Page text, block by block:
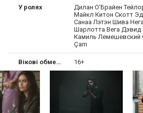
У ролях
Дилан О’Брайен
Майкл Китон Скотт
Санаа Лэтэн Шива
Шарлотта Вега Дэвид
Камиль Лемешевский
Çam
Вікові обмеження 16+